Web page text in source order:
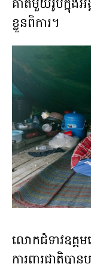
គាត់មួយរូបក្នុង
ខ្លួនពិការ។
លោកជំទាវឧត្ត
ការពារជាតិប